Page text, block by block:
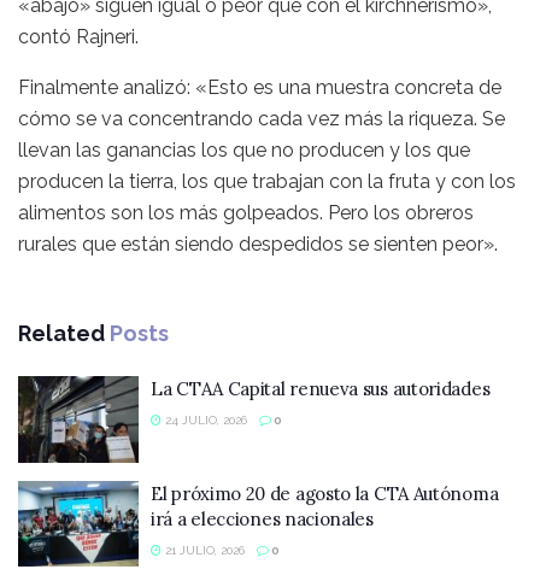
«abajo» siguen igual o peor que con el kirchnerismo»,
contó Rajneri.
Finalmente analizó: «Esto es una muestra concreta de
cómo se va concentrando cada vez más la riqueza. Se
llevan las ganancias los que no producen y los que
producen la tierra, los que trabajan con la fruta y con los
alimentos son los más golpeados. Pero los obreros
rurales que están siendo despedidos se sienten peor».
Related Posts
La CTAA Capital renueva sus autoridades
24 JULIO, 2026 0
El próximo 20 de agosto la CTA Autónoma
irá a elecciones nacionales
21 JULIO, 2026 0